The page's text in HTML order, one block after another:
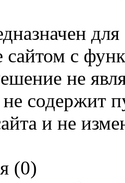
сайтом с
не
содержит
и не
(0)